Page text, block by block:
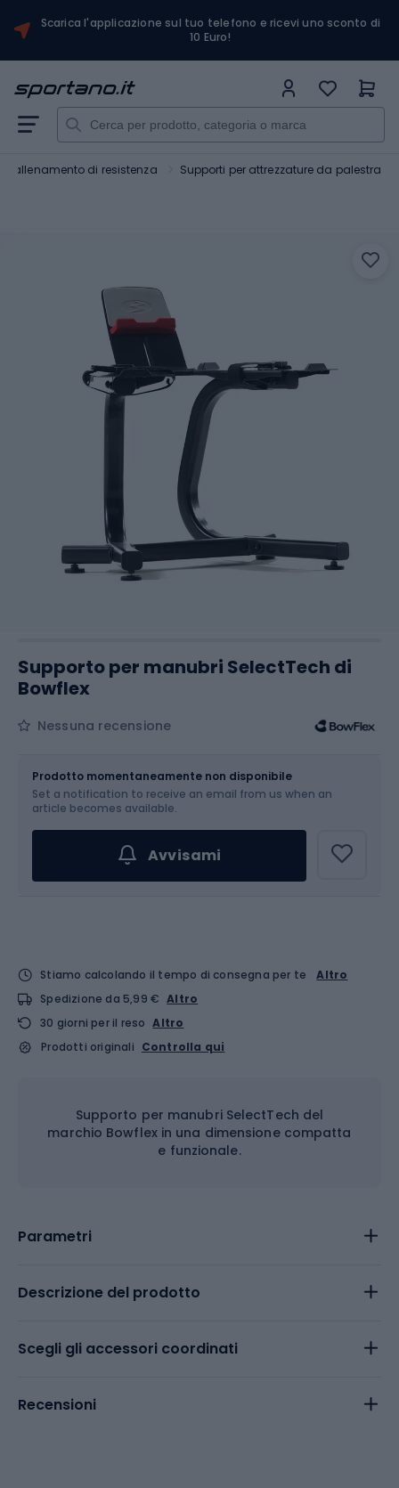
Scarica l'applicazione sul tuo telefono e ricevi uno sconto di
10 Euro!
allenamento di resistenza Supporti per attrezzature da palestra
Supporto per manubri SelectTech di
Bowflex
Nessuna recensione
Prodotto momentaneamente non disponibile
Set a notification to receive an email from us when an
article becomes available.
Avvisami
Stiamo calcolando il tempo di consegna per te
Altro
Spedizione da 5,99 € Altro
30 giorni per il reso Altro
Prodotti originali Controlla qui
Supporto per manubri SelectTech del
marchio Bowflex in una dimensione compatta
e funzionale.
Parametri
Descrizione del prodotto
Scegli gli accessori coordinati
Recensioni